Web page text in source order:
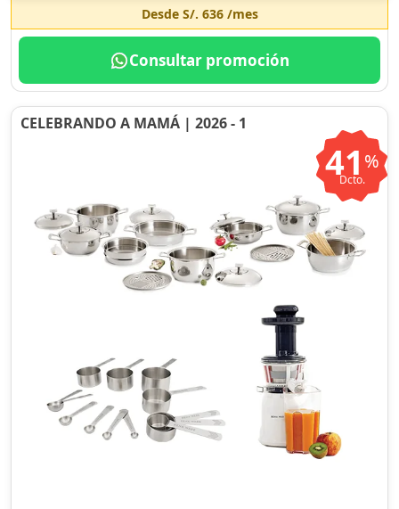
Desde S/. 636/mes
Consultar promoción
CELEBRANDO A MAMÁ | 2026 - 1
41 %
Dcto.